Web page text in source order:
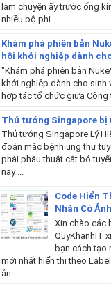
làm chuyện ấy trước ống
nhiều bộ phi...
Khám phá phiên bản
hội khởi nghiệp dành
"Khám phá phiên bản
khởi nghiêp dành cho sinh
hợp tác tổ chức giữa Công
Thủ tướng Singapore bị
Thủ tướng Singapore Lý
đoán mắc bệnh ung thư
phải phẫu thuật cắt bỏ
nay ...
Code Hiển
Nhãn Có
Xin chào các
QuyKhanhIT
bạn cách tạo
mới nhất hiển thị theo
ản...